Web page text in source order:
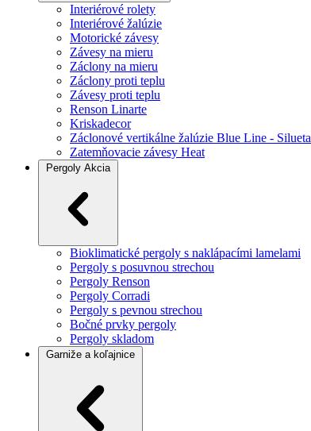
Interiérové rolety
Interiérové žalúzie
Motorické závesy
Závesy na mieru
Záclony na mieru
Záclony proti teplu
Závesy proti teplu
Renson Linarte
Kriskadecor
Záclonové vertikálne žalúzie Blue Line - Silueta
Zatemňovacie závesy Heat
Pergoly Akcia
Bioklimatické pergoly s naklápacími lamelami
Pergoly s posuvnou strechou
Pergoly Renson
Pergoly Corradi
Pergoly s pevnou strechou
Bočné prvky pergoly
Pergoly skladom
Garniže a koľajnice